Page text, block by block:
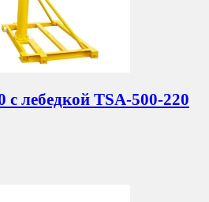
лебедкой TSA-500-220